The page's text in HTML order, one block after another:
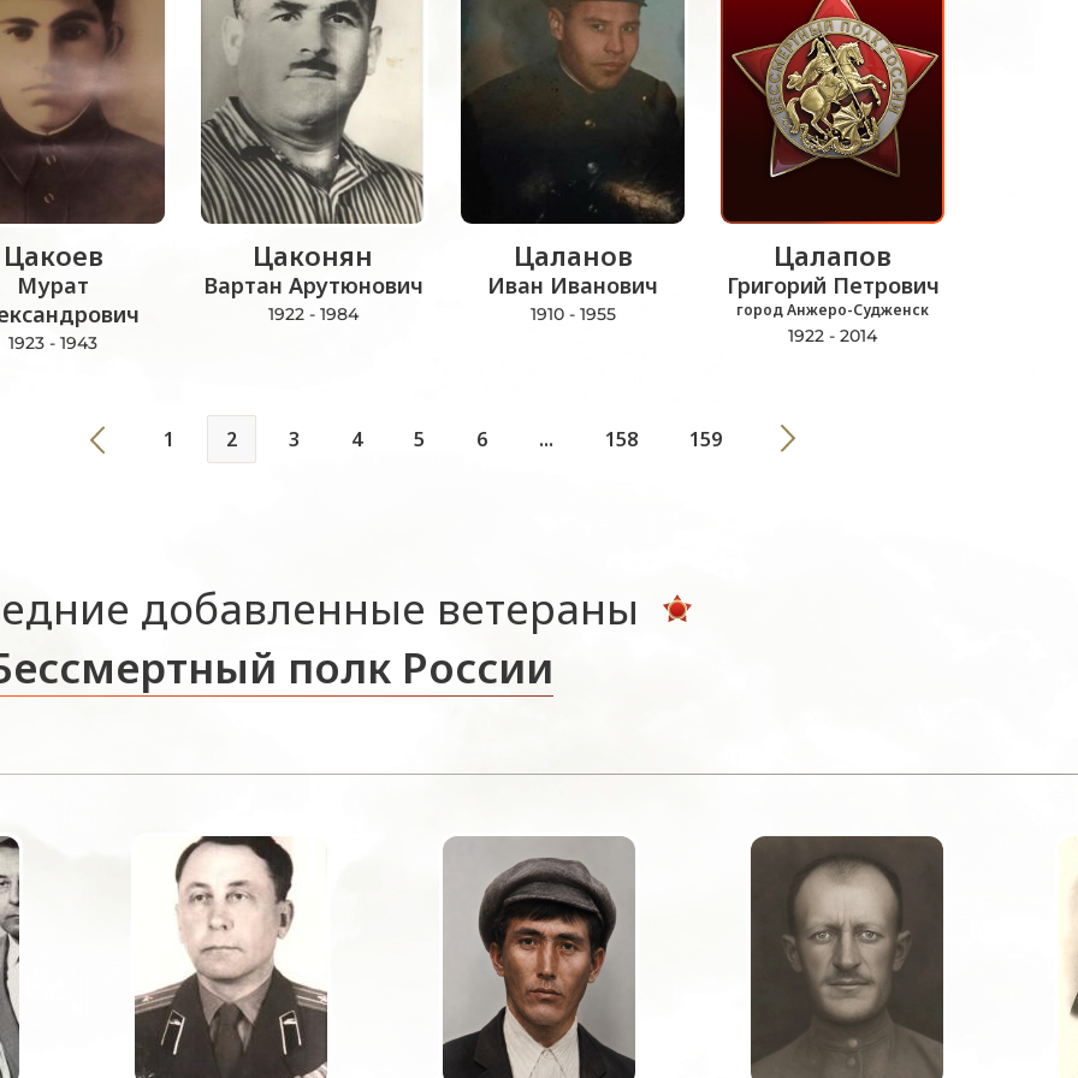
Цакоев
Мурат
1923 - 1943
Цаконян
Вартан Арутюнович
1922 - 1984
Цаланов
Иван Иванович
1910 - 1955
Цалапов
Григорий Петрович
город Анжеро-Судженск
1922 - 2014
1 2 3 4 5 6 ... 158 159
добавленные ветераны
полк России